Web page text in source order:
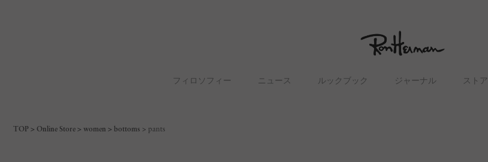
フィロソフィー ニュース ルックブック ジャーナル ストア
TOP Online Store women bottoms pants